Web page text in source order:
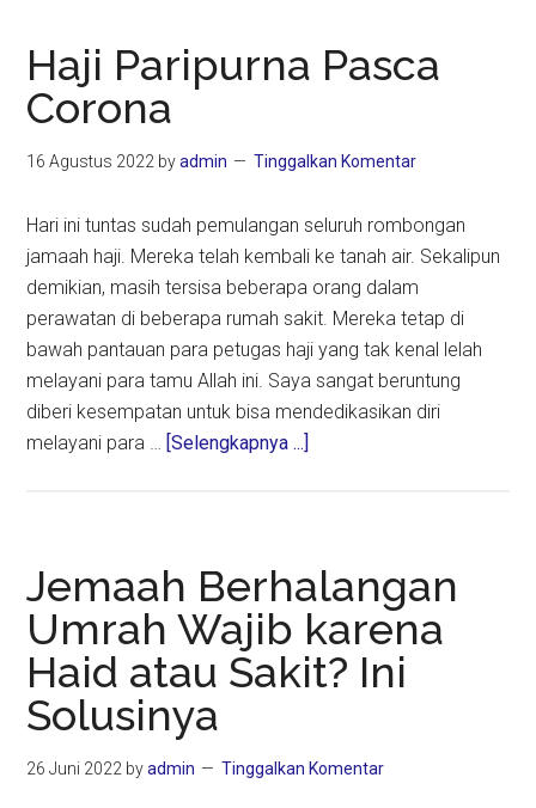
Haji Paripurna Pasca
Corona
16 Agustus 2022 byadmin Tinggalkan Komentar
Hari ini tuntas sudah pemulangan seluruh rombongan
jamaah haji. Mereka telah kembali ke tanah air. Sekalipun
demikian, masih tersisa beberapa orang dalam
perawatan di beberapa rumah sakit. Mereka tetap di
bawah pantauan para petugas haji yang tak kenal lelah
melayani para tamu Allah ini. Saya sangat beruntung
diberi kesempatan untuk bisa mendedikasikan diri
melayani para … [Selengkapnya ...]
Corona
Jemaah Berhalangan
Umrah Wajib karena
Haid atau Sakit? Ini
Solusinya
26 Juni 2022 byadmin Tinggalkan Komentar